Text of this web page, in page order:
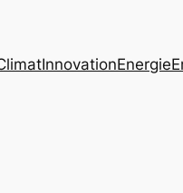
InnovationEnergie